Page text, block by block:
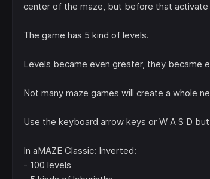
center of the maze, but before that activate
The game has 5 kind of levels.
Levels became even greater, they became
Not many maze games will create a whole
Use the keyboard arrow keys or W A S D
In aMAZE Classic: Inverted:
- 100 levels